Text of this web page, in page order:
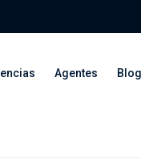
Agentes Blog